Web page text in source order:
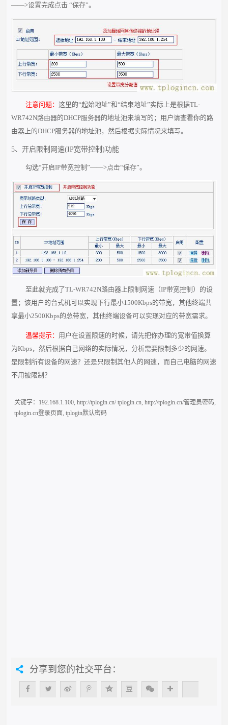
——>设置完成点击 “保存”。
注意问题： 这里的“起始地址”和“结束地址”实际上是根据TL-
WR742N路由器的DHCP服务器的地址池来填写的；用户请查看你的路
由器上的DHCP服务器的地址池，然后根据实际情况来填写。
5、开启限制网速(IP宽带控制)功能
勾选“开启IP带宽控制”——>点击“保存”。
至此就完成了TL-WR742N路由器上限制网速（IP带宽控制）的设
置；该用户的台式机可以实现下行最小1500Kbps的带宽，其他终端共
享最小2500Kbps的总带宽，其他终端设备可以实现对应的带宽需求。
温馨提示： 用户在设置限速的时候，请先把你办理的宽带值换算
为Kbps，然后根据自己网络的实际情况，分析需要限制多少的网速。
是限制所有设备的网速？还是只限制其他人的网速，而自己电脑的网速
不用被限制？
关键字： 192.168.1.100,http://tplogin.cn/ tplogin.cn,http://tplogin.cn/管理员密码,
tplogin.cn登录页面,tplogin默认密码
分享到您的社交平台：